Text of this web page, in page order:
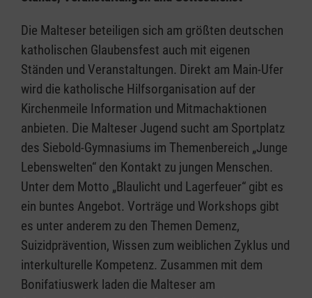
Die Malteser beteiligen sich am größten deutschen
katholischen Glaubensfest auch mit eigenen
Ständen und Veranstaltungen. Direkt am Main-Ufer
wird die katholische Hilfsorganisation auf der
Kirchenmeile Information und Mitmachaktionen
anbieten. Die Malteser Jugend sucht am Sportplatz
des Siebold-Gymnasiums im Themenbereich „Junge
Lebenswelten“ den Kontakt zu jungen Menschen.
Unter dem Motto „Blaulicht und Lagerfeuer“ gibt es
ein buntes Angebot. Vorträge und Workshops gibt
es unter anderem zu den Themen Demenz,
Suizidprävention, Wissen zum weiblichen Zyklus und
interkulturelle Kompetenz. Zusammen mit dem
Bonifatiuswerk laden die Malteser am